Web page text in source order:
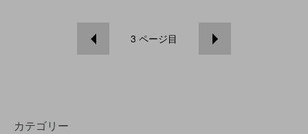
3 ページ目
カテゴリー